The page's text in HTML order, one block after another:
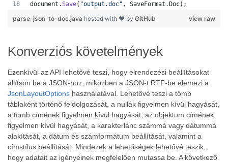
document .Save( "output.doc" , SaveFormat . Doc);
view raw
parse-json-to-doc.java hosted with ❤ by GitHub
Konverziós követelmények
Ezenkívül az API lehetővé teszi, hogy elrendezési beállításokat
állítson be a JSON-hoz, miközben a JSON-t RTF-be elemezi a
JsonLayoutOptions használatával. Lehetővé teszi a tömb
táblaként történő feldolgozását, a nullák figyelmen kívül hagyását,
a tömb címének figyelmen kívül hagyását, az objektum címének
figyelmen kívül hagyását, a karakterlánc számmá vagy dátummá
alakítását, a dátum és számformátum beállítását, valamint a
címstílus beállítását. Mindezek a lehetőségek lehetővé teszik,
hogy adatait az igényeinek megfelelően mutassa be. A következő